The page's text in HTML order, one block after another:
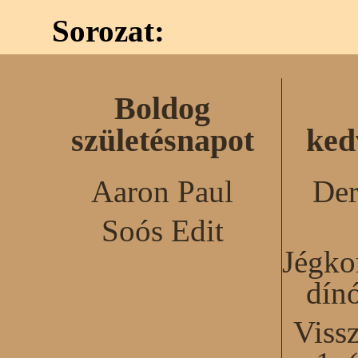
Sorozat:
Boldog
születésnapot
Aaron Paul
Soós Edit